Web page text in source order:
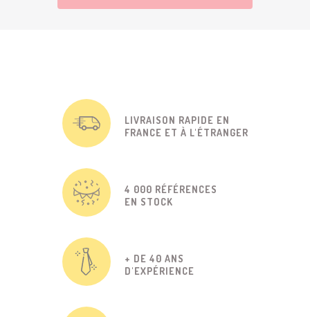
LIVRAISON RAPIDE EN
FRANCE ET À L'ÉTRANGER
4 000 RÉFÉRENCES
EN STOCK
+ DE 40 ANS
D'EXPÉRIENCE